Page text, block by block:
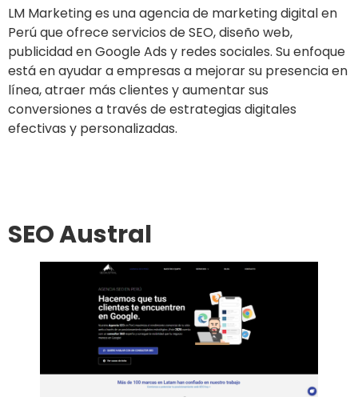
LM Marketing es una agencia de marketing digital en
Perú que ofrece servicios de SEO, diseño web,
publicidad en Google Ads y redes sociales. Su enfoque
está en ayudar a empresas a mejorar su presencia en
línea, atraer más clientes y aumentar sus
conversiones a través de estrategias digitales
efectivas y personalizadas.
SEO Austral